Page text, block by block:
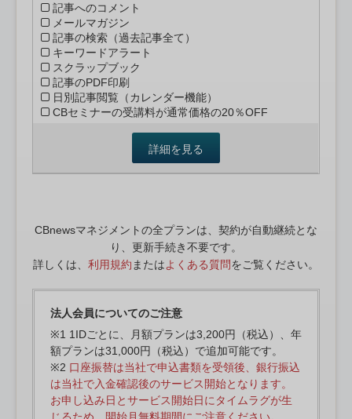
記事へのコメント
メールマガジン
記事の検索（過去記事全て）
キーワードアラート
スクラップブック
記事のPDF印刷
日別記事閲覧（カレンダー機能）
CBセミナーの受講料が通常価格の20％OFF
詳細を見る
CBnewsマネジメントの全プランは、契約が自動継続とな
り、更新手続き不要です。
詳しくは、 利用規約 またはよくある質問をご覧ください。
法人会員についてのご注意
※1 1IDごとに、月額プランは3,200円（税込）、年
額プランは31,000円（税込）で追加可能です。
※2 口座振替は当社で申込書類を受領後、銀行振込
は当社で入金確認後のサービス開始となります。
お申し込み日とサービス開始日にタイムラグが生
じるため、開始月無料期間にご注意ください。